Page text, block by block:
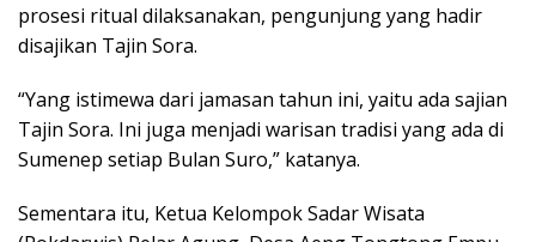
prosesi ritual dilaksanakan, pengunjung yang hadir
disajikan Tajin Sora.
“Yang istimewa dari jamasan tahun ini, yaitu ada sajian
Tajin Sora. Ini juga menjadi warisan tradisi yang ada di
Sumenep setiap Bulan Suro,” katanya.
Sementara itu, Ketua Kelompok Sadar Wisata